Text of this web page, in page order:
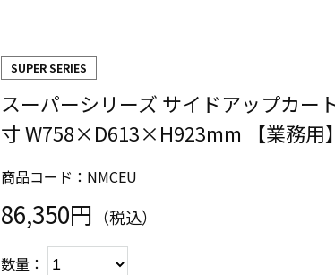
SUPER SERIES
スーパーシリーズ サイドアップカー
寸 W758×D613×H923mm 【業務用】
商品コード：NMCEU
86,350円 （税込）
数量：